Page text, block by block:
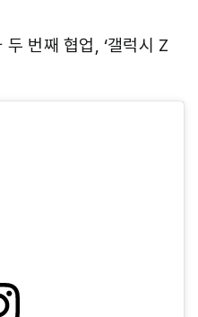
번째 협업, ‘갤럭시 Z